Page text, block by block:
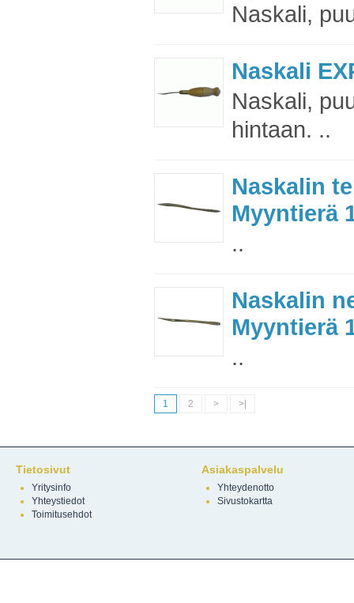
Naskali,
Naskali
Naskali,
hintaan. ..
Naskalin
Myyntierä
..
Naskalin
Myyntierä
..
1 2 > >|
Tietosivut
Yritysinfo
Yhteystiedot
Toimitusehdot
Asiakaspalvelu
Yhteydenotto
Sivustokartta